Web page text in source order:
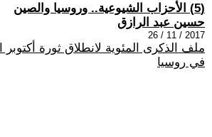
(5) الأحزاب الشيوعية.. وروسيا والصين
حسين عبد الرازق
2017 / 11 / 26
ملف الذكرى المئوية لانطلاق ثورة أكتوبر
في روسيا